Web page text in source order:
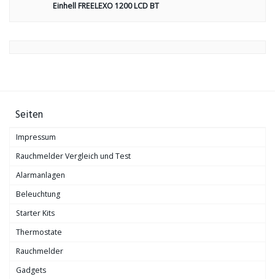
Einhell FREELEXO 1200 LCD BT
Seiten
Impressum
Rauchmelder Vergleich und Test
Alarmanlagen
Beleuchtung
Starter Kits
Thermostate
Rauchmelder
Gadgets